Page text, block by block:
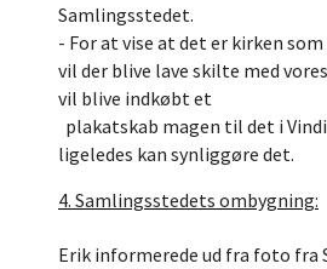
Samlingsstedet.
- For at vise at det er kirken
vil der blive lave skilte med
vil blive indkøbt et
plakatskab magen til det i
ligeledes kan synliggøre det.
4. Samlingsstedets ombygning:
Erik informerede ud fra foto fra